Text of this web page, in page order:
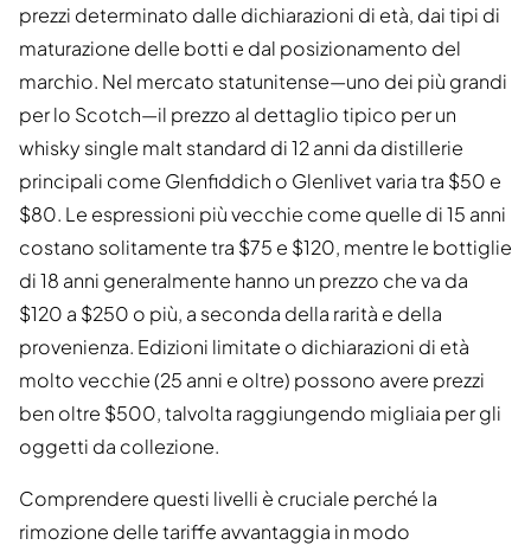
prezzi determinato dalle dichiarazioni di età, dai tipi di
maturazione delle botti e dal posizionamento del
marchio. Nel mercato statunitense—uno dei più grandi
per lo Scotch—il prezzo al dettaglio tipico per un
whisky single malt standard di 12 anni da distillerie
principali come Glenfiddich o Glenlivet varia tra $50 e
$80. Le espressioni più vecchie come quelle di 15 anni
costano solitamente tra $75 e $120, mentre le bottiglie
di 18 anni generalmente hanno un prezzo che va da
$120 a $250 o più, a seconda della rarità e della
provenienza. Edizioni limitate o dichiarazioni di età
molto vecchie (25 anni e oltre) possono avere prezzi
ben oltre $500, talvolta raggiungendo migliaia per gli
oggetti da collezione.
Comprendere questi livelli è cruciale perché la
rimozione delle tariffe avvantaggia in modo